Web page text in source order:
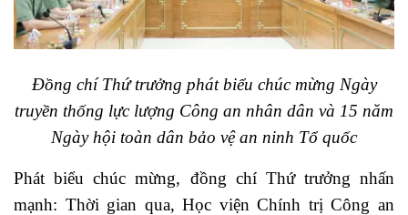
Đồng chí Thứ trưởng phát biểu chúc mừng Ngày
truyền thống lực lượng Công an nhân dân và 15 năm
Ngày hội toàn dân bảo vệ an ninh Tổ quốc
Phát biểu chúc mừng, đồng chí Thứ trưởng nhấn
mạnh: Thời gian qua, Học viện Chính trị Công an